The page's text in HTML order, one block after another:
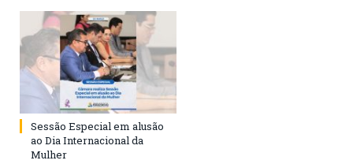
Sessão Especial em alusão
ao Dia Internacional da
Mulher